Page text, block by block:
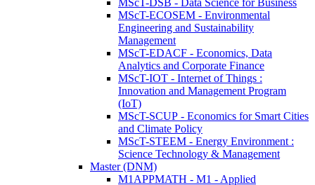
MScT-DSB - Data Science for Business
MScT-ECOSEM - Environmental
Engineering and Sustainability
Management
MScT-EDACF - Economics, Data
Analytics and Corporate Finance
MScT-IOT - Internet of Things :
Innovation and Management Program
(IoT)
MScT-SCUP - Economics for Smart Cities
and Climate Policy
MScT-STEEM - Energy Environment :
Science Technology & Management
Master (DNM)
M1APPMATH - M1 - Applied